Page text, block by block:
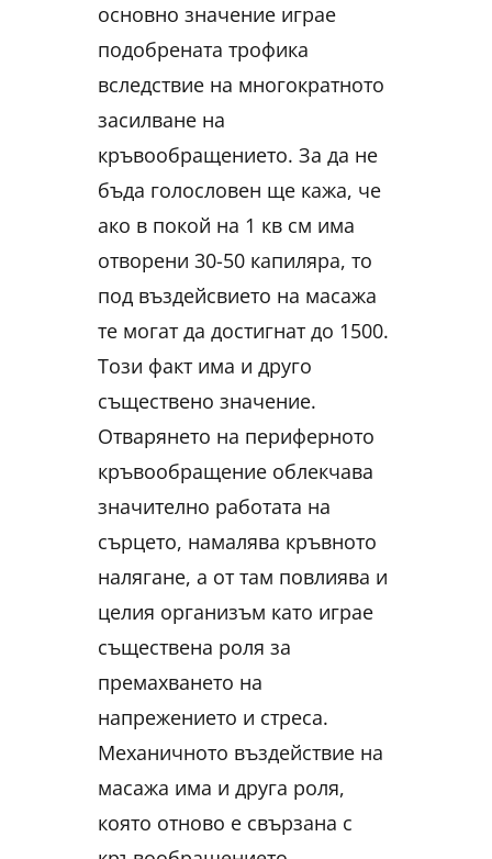
основно значение играе
подобрената трофика
вследствие на многократното
засилване на
кръвообращението. За да не
бъда голословен ще кажа, че
ако в покой на 1 кв см има
отворени 30-50 капиляра, то
под въздейсвието на масажа
те могат да достигнат до 1500.
Този факт има и друго
съществено значение.
Отварянето на периферното
кръвообращение облекчава
значително работата на
сърцето, намалява кръвното
налягане, а от там повлиява и
целия организъм като играе
съществена роля за
премахването на
напрежението и стреса.
Механичното въздействие на
масажа има и друга роля,
която отново е свързана с